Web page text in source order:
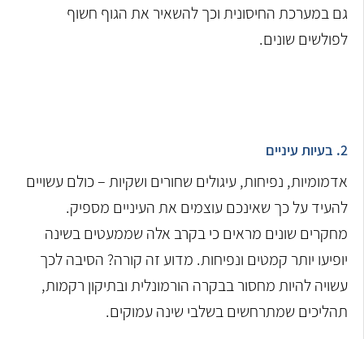
גם במערכת החיסונית וכך להשאיר את הגוף חשוף
לפולשים שונים.
2. בעיות עיניים
אדמומיות, נפיחות, עיגולים שחורים ושקיות – כולם עשויים
להעיד על כך שאינכם עוצמים את העיניים מספיק.
מחקרים שונים מראים כי בקרב אלה שממעטים בשינה
יופיעו יותר קמטים ונפיחות. מדוע זה קורה? הסיבה לכך
עשויה להיות מחסור בבקרה הורמונלית ובתיקון רקמות,
תהליכים שמתרחשים בשלבי שינה עמוקים.